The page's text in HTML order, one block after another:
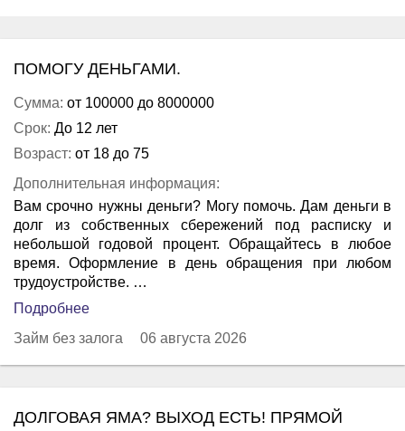
ПОМОГУ ДЕНЬГАМИ.
Сумма: от 100000 до 8000000
Срок: До 12 лет
Возраст: от 18 до 75
Дополнительная информация:
Вам срочно нужны деньги? Могу помочь. Дам деньги в
долг из собственных сбережений под расписку и
небольшой годовой процент. Обращайтесь в любое
время. Оформление в день обращения при любом
трудоустройстве. …
Подробнее
Займ без залога
06 августа 2026
ДОЛГОВАЯ ЯМА? ВЫХОД ЕСТЬ! ПРЯМОЙ